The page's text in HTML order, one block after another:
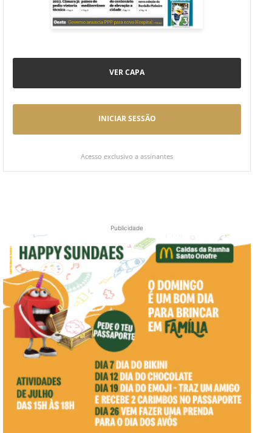
VER CAPA
INICIAR SESSÃO
Acesso exclusivo a assinantes
Publicidade